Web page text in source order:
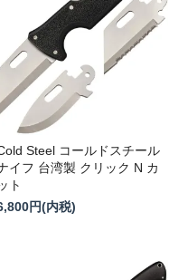
Steel コールドスチール
イフ 台湾製 クリック N カ
ト
円(内税)